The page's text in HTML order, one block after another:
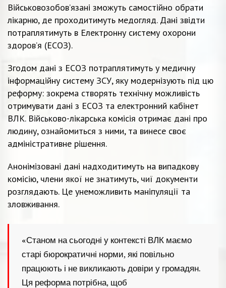
Військовозобов’язані зможуть самостійно обрати
лікарню, де проходитимуть медогляд. Дані звідти
потраплятимуть в Електронну систему охорони
здоров’я (ЕСОЗ).
Згодом дані з ЕСОЗ потраплятимуть у медичну
інформаційну систему ЗСУ, яку модернізують під цю
реформу: зокрема створять технічну можливість
отримувати дані з ЕСОЗ та електронний кабінет
ВЛК. Військово-лікарська комісія отримає дані про
людину, ознайомиться з ними, та винесе своє
адміністративне рішення.
Анонімізовані дані надходитимуть на випадкову
комісію, члени якої не знатимуть, чиї документи
розглядають. Це унеможливить маніпуляції та
зловживання.
«Станом на сьогодні у контексті ВЛК маємо
старі бюрократичні норми, які повільно
працюють і не викликають довіри у громадян.
Ця реформа потрібна, щоб